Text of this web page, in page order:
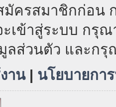
ครสมาชิกก่อน
ข้าสู่ระบบ กรุณ
ลส่วนตัว และก
าน| นโยบายกา